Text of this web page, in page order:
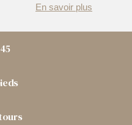
En savoir plus